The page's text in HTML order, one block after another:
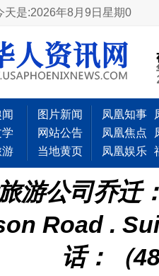
天是:2026年8月9日星期0
游
图片新闻
网站公告
当地黄页
凤凰知事
凤凰焦点
凤凰娱乐
游公司乔迁
Road .
话：（